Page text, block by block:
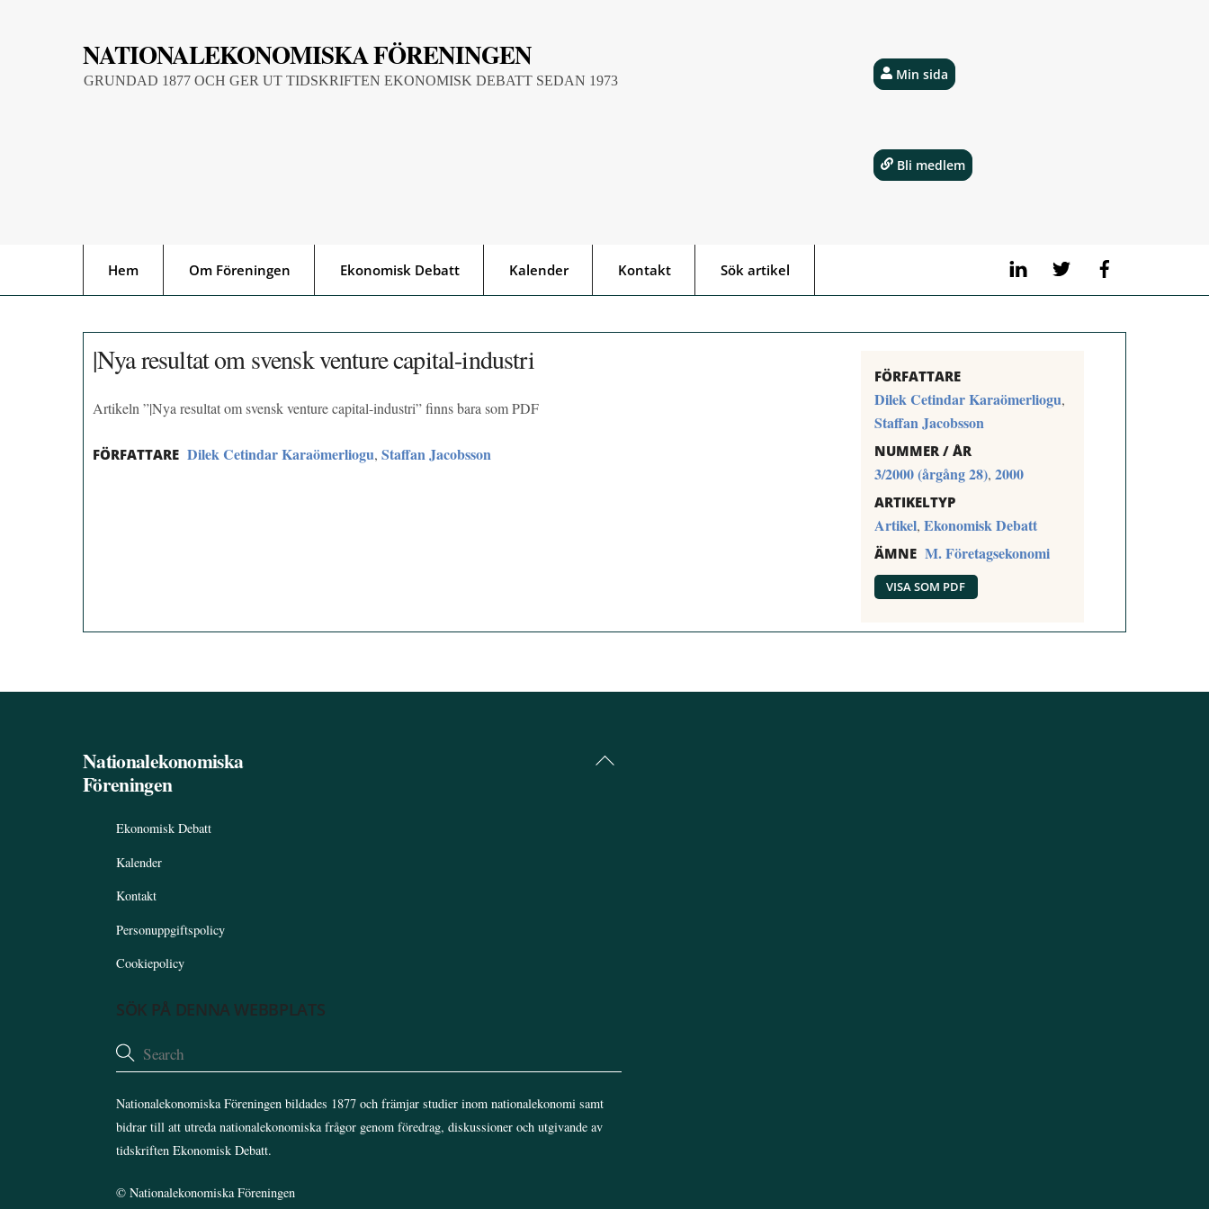
NATIONALEKONOMISKA FÖRENINGEN
GRUNDAD 1877 OCH GER UT TIDSKRIFTEN EKONOMISK DEBATT SEDAN 1973
LinkedIn Twitter
Hem Om Föreningen Ekonomisk Debatt Kalender Kontakt Sök artikel
Min sida
Bli medlem
|Nya resultat om svensk venture capital-industri
Artikeln ”|Nya resultat om svensk venture capital-industri” finns bara som PDF
FÖRFATTARE Dilek Cetindar Karaömerliogu, Staffan Jacobsson
FÖRFATTARE
Dilek Cetindar Karaömerliogu,
Staffan Jacobsson
NUMMER / ÅR
3/2000 (årgång 28), 2000
ARTIKELTYP
Artikel, Ekonomisk Debatt
ÄMNE M. Företagsekonomi
VISA SOM PDF
Back
Nationalekonomiska
Föreningen
Ekonomisk Debatt
Kalender
Kontakt
Personuppgiftspolicy
Cookiepolicy
SÖK PÅ DENNA WEBBPLATS
Nationalekonomiska Föreningen bildades 1877 och främjar studier inom nationalekonomi samt
bidrar till att utreda nationalekonomiska frågor genom föredrag, diskussioner och utgivande av
tidskriften Ekonomisk Debatt.
©Nationalekonomiska Föreningen